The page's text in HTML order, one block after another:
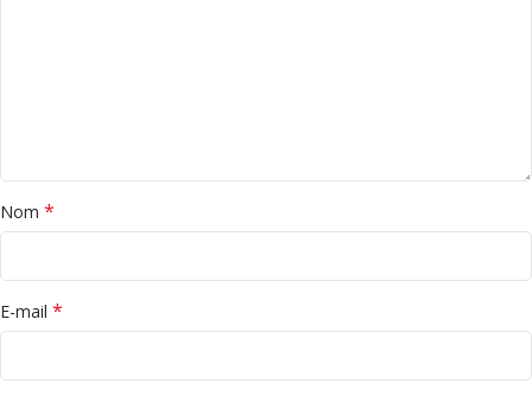
Nom *
E-mail *